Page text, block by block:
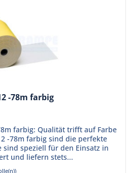
-78m farbig
farbig: Qualität trifft auf Farbe
-78m farbig sind die perfekte
sind speziell für den Einsatz in
und liefern stets...